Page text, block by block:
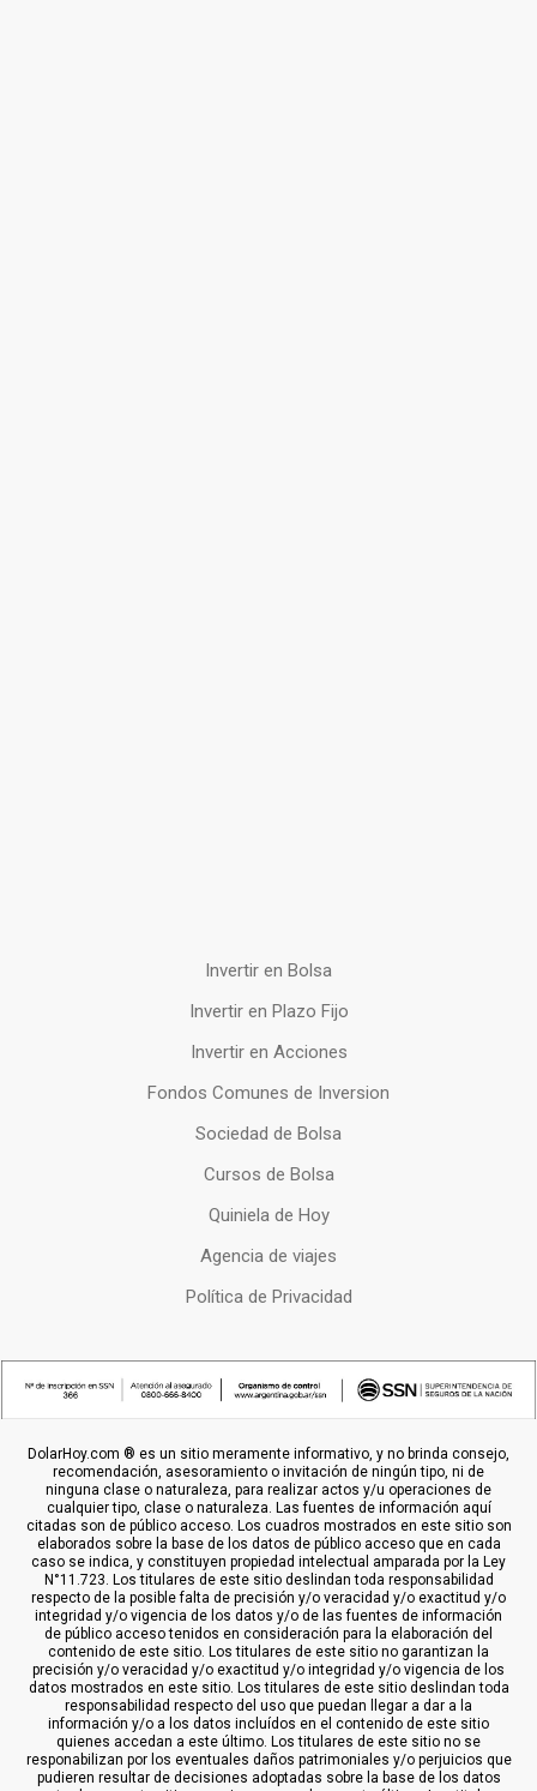
Invertir en Bolsa
Invertir en Plazo Fijo
Invertir en Acciones
Fondos Comunes de Inversion
Sociedad de Bolsa
Cursos de Bolsa
Quiniela de Hoy
Agencia de viajes
Política de Privacidad
DolarHoy.com ® es un sitio meramente informativo, y no brinda consejo,
recomendación, asesoramiento o invitación de ningún tipo, ni de
ninguna clase o naturaleza, para realizar actos y/u operaciones de
cualquier tipo, clase o naturaleza. Las fuentes de información aquí
citadas son de público acceso. Los cuadros mostrados en este sitio son
elaborados sobre la base de los datos de público acceso que en cada
caso se indica, y constituyen propiedad intelectual amparada por la Ley
N°11.723. Los titulares de este sitio deslindan toda responsabilidad
respecto de la posible falta de precisión y/o veracidad y/o exactitud y/o
integridad y/o vigencia de los datos y/o de las fuentes de información
de público acceso tenidos en consideración para la elaboración del
contenido de este sitio. Los titulares de este sitio no garantizan la
precisión y/o veracidad y/o exactitud y/o integridad y/o vigencia de los
datos mostrados en este sitio. Los titulares de este sitio deslindan toda
responsabilidad respecto del uso que puedan llegar a dar a la
información y/o a los datos incluídos en el contenido de este sitio
quienes accedan a este último. Los titulares de este sitio no se
responabilizan por los eventuales daños patrimoniales y/o perjuicios que
pudieren resultar de decisiones adoptadas sobre la base de los datos